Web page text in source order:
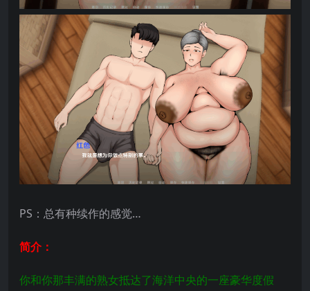
PS：总有种续作的感觉…
简介：
你和你那丰满的熟女抵达了海洋中央的一座豪华度假